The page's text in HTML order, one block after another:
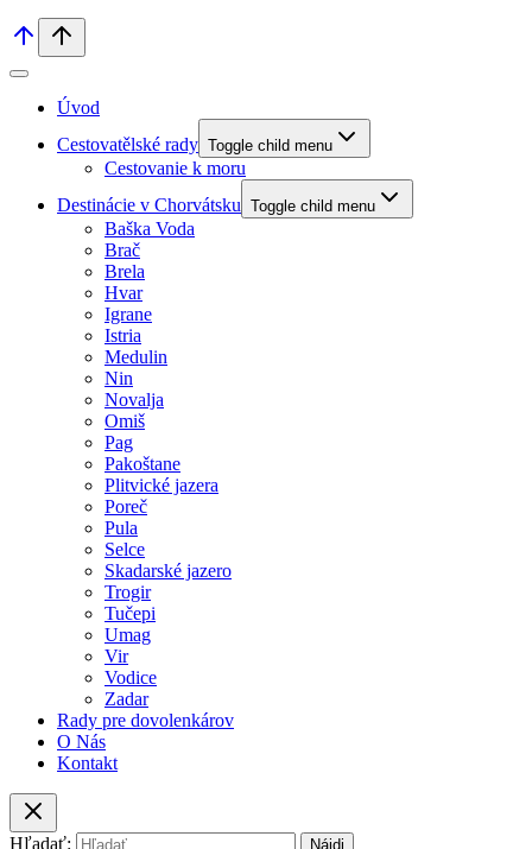
Úvod
Cestovatělské rady Toggle child menu
Cestovanie k moru
Destinácie v Chorvátsku Toggle child menu
Baška Voda
Brač
Brela
Hvar
Igrane
Istria
Medulin
Nin
Novalja
Omiš
Pag
Pakoštane
Plitvické jazera
Poreč
Pula
Selce
Skadarské jazero
Trogir
Tučepi
Umag
Vir
Vodice
Zadar
Rady pre dovolenkárov
O Nás
Kontakt
Hľadať: